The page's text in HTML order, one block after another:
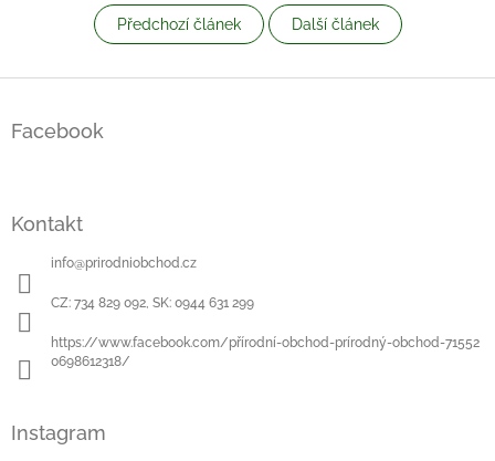
Předchozí článek Další článek
Facebook
Kontakt
info@prirodniobchod.cz
CZ: 734 829 092, SK: 0944 631 299
https://www.facebook.com/přírodní-obchod-prírodný-obchod-71552
0698612318/
Instagram